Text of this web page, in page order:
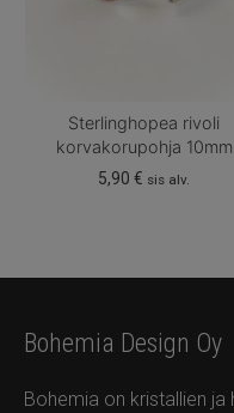
Sterlinghopea rivoli
korvakorupohja 10mm
5,90€ sis alv.
Bohemia Design Oy
Bohemia on kristallien